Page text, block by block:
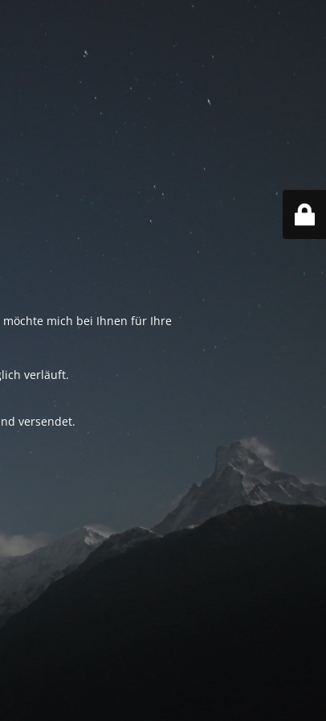
mich bei Ihnen für Ihre
verläuft.
versendet.